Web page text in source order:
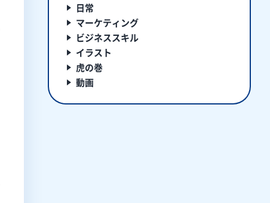
日常
マーケティング
ビジネススキル
イラスト
虎の巻
動画